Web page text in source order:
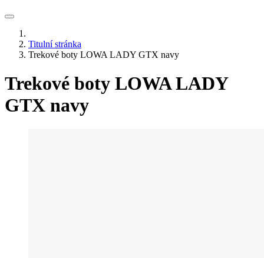
Titulní stránka
Trekové boty LOWA LADY GTX navy
Trekové boty LOWA LADY
GTX navy